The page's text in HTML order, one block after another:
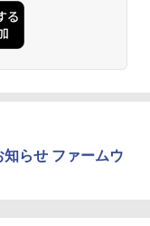
らせ ファームウ